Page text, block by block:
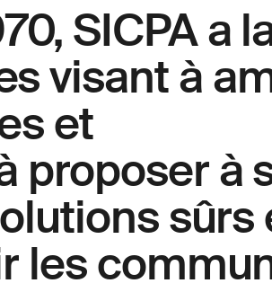
SICPA a
visant à
et
proposer à
sûrs
les